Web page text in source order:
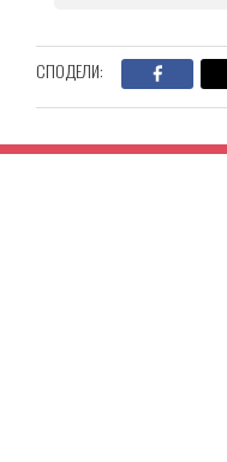
СПОДЕЛИ: